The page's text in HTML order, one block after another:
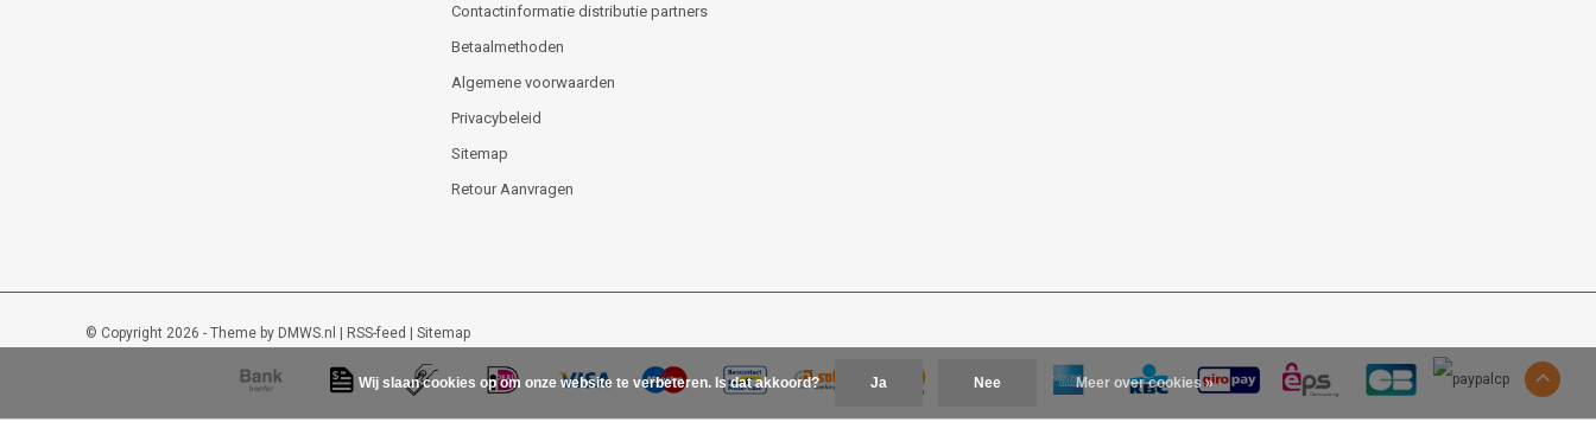
Contactinformatie distributie partners
Betaalmethoden
Algemene voorwaarden
Privacybeleid
Sitemap
Retour Aanvragen
© Copyright 2026 - Theme by DMWS.nl | RSS-feed | Sitemap
Lockout-tagout-shop 9/10-48beoordelingen opKiyoh
Wij slaan cookies op om onze website te verbeteren. Is dat akkoord? Ja Nee Meer over cookies »